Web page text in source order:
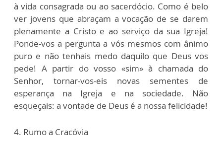
à vida consagrada ou ao sacerdócio. Como é belo
ver jovens que abraçam a vocação de se darem
plenamente a Cristo e ao serviço da sua Igreja!
Ponde-vos a pergunta a vós mesmos com ânimo
puro e não tenhais medo daquilo que Deus vos
pede! A partir do vosso «sim» à chamada do
Senhor, tornar-vos-eis novas sementes de
esperança na Igreja e na sociedade. Não
esqueçais: a vontade de Deus é a nossa felicidade!
4. Rumo a Cracóvia